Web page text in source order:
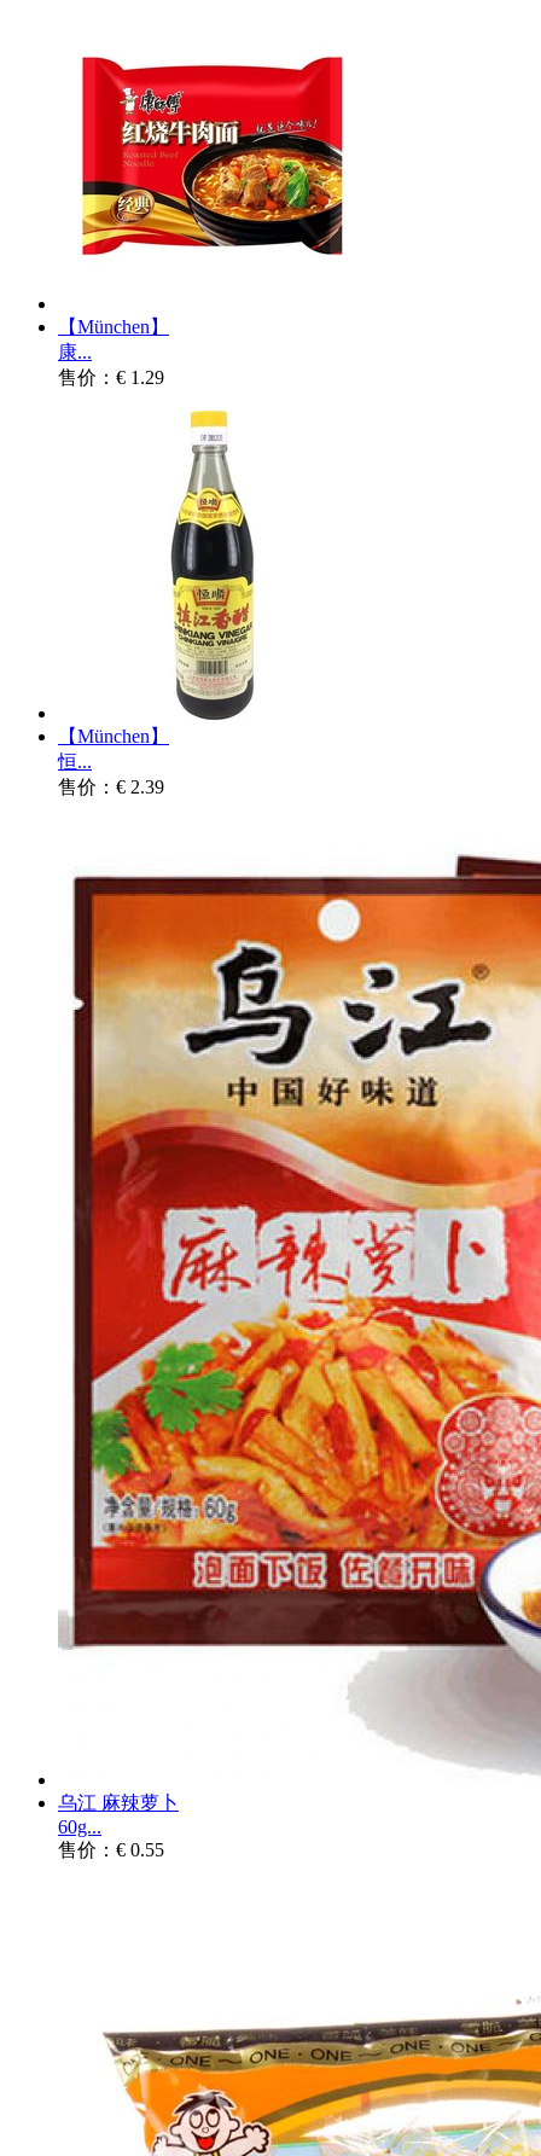
【München】
康...
售价：€ 1.29
【München】
恒...
售价：€ 2.39
乌江 麻辣萝卜
60g...
售价：€ 0.55